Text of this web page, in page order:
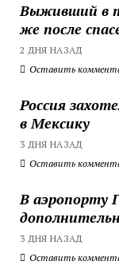
Выживший в
же после
2 ДНЯ НАЗАД
Оставить
Россия
в Мексику
3 ДНЯ НАЗАД
Оставить
В аэропорту
3 ДНЯ НАЗАД
Оставить